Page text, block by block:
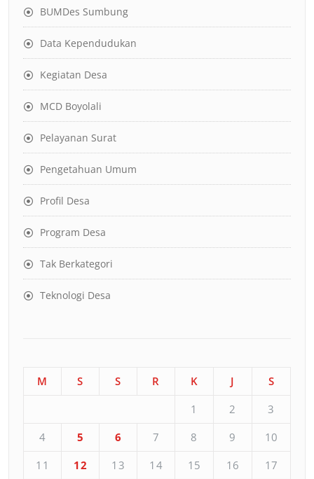
BUMDes Sumbung
Data Kependudukan
Kegiatan Desa
MCD Boyolali
Pelayanan Surat
Pengetahuan Umum
Profil Desa
Program Desa
Tak Berkategori
Teknologi Desa
M S S R K J
S
1
2
3
4
5 6 7 8 9
10
11
12 13 14 15 16
17